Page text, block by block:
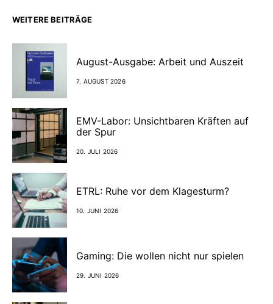
WEITERE BEITRÄGE
August-Ausgabe: Arbeit und Auszeit
7. AUGUST 2026
EMV-Labor: Unsichtbaren Kräften auf
der Spur
20. JULI 2026
ETRL: Ruhe vor dem Klagesturm?
10. JUNI 2026
Gaming: Die wollen nicht nur spielen
29. JUNI 2026